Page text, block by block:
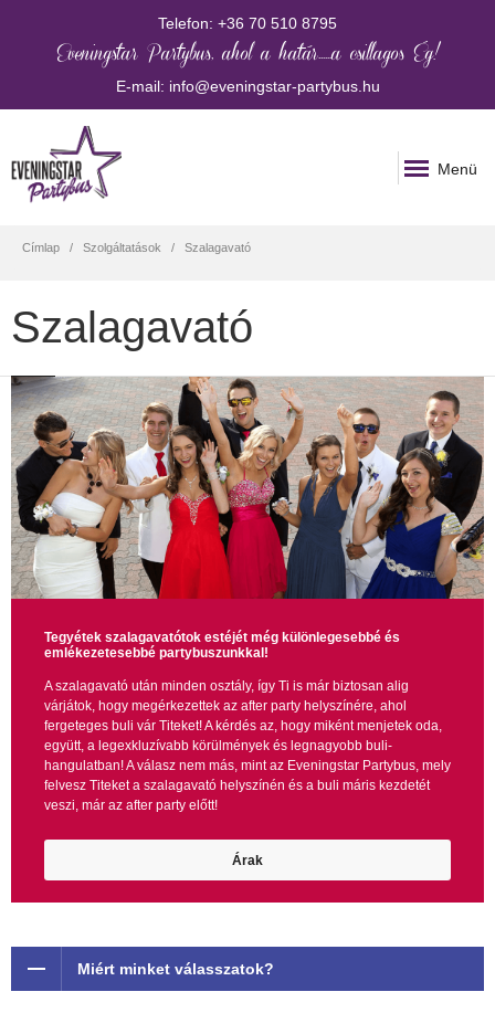
Telefon: +36 70 510 8795
Eveningstar Partybus, ahol a határ......a csillagos Ég!
E-mail: info@eveningstar-partybus.hu
Menü
Címlap Szolgáltatások Szalagavató
Szalagavató
Tegyétek szalagavatótok estéjét még különlegesebbé és
emlékezetesebbé partybuszunkkal!
A szalagavató után minden osztály, így Ti is már biztosan alig
várjátok, hogy megérkezettek az after party helyszínére, ahol
fergeteges buli vár Titeket! A kérdés az, hogy miként menjetek oda,
együtt, a legexkluzívabb körülmények és legnagyobb buli-
hangulatban! A válasz nem más, mint az Eveningstar Partybus, mely
felvesz Titeket a szalagavató helyszínén és a buli máris kezdetét
veszi, már az after party előtt!
Árak
Miért minket válasszatok?